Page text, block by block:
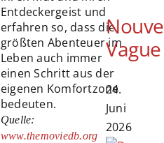
Entdeckergeist und
erfahren so, dass die
größten Abenteuer im
Leben auch immer
einen Schritt aus der
eigenen Komfortzone
bedeuten.
Quelle:
www.themoviedb.org
Vague
24.
Juni
2026